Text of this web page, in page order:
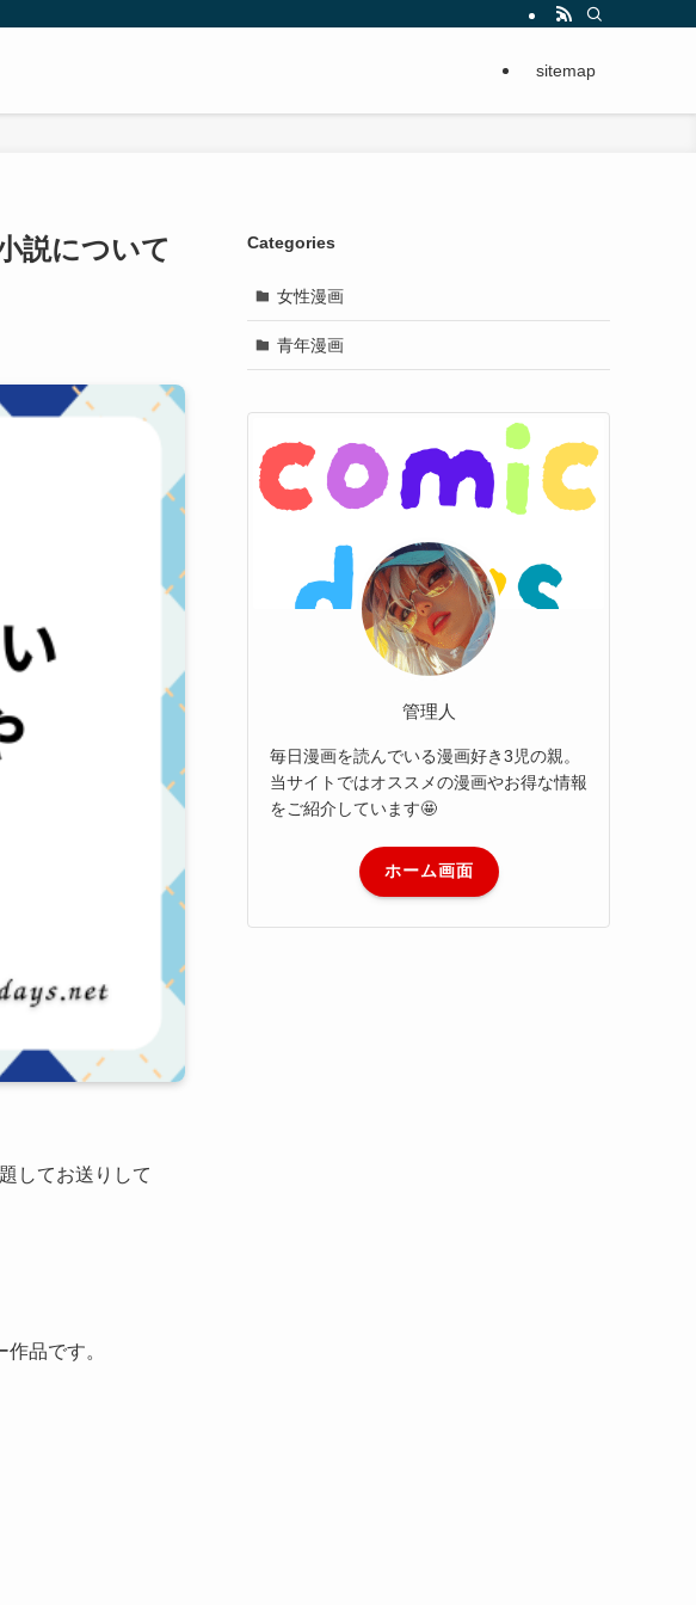
sitemap
説について
してお送りして
品です。
Categories
女性漫画
青年漫画
管理人
毎日漫画を読んでいる漫画好き3児の親。
当サイトではオススメの漫画やお得な情報
をご紹介しています🤩
ホーム画面